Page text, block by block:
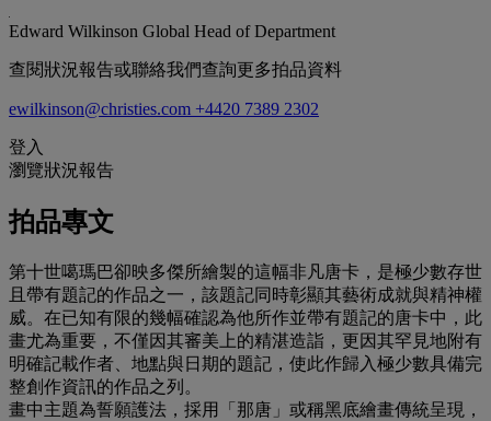
Edward Wilkinson Global Head of Department
查閱狀況報告或聯絡我們查詢更多拍品資料
ewilkinson@christies.com +4420 7389 2302
登入
瀏覽狀況報告
拍品專文
第十世噶瑪巴卻映多傑所繪製的這幅非凡唐卡，是極少數存世
且帶有題記的作品之一，該題記同時彰顯其藝術成就與精神權
威。在已知有限的幾幅確認為他所作並帶有題記的唐卡中，此
畫尤為重要，不僅因其審美上的精湛造詣，更因其罕見地附有
明確記載作者、地點與日期的題記，使此作歸入極少數具備完
整創作資訊的作品之列。
畫中主題為誓願護法，採用「那唐」或稱黑底繪畫傳統呈現，